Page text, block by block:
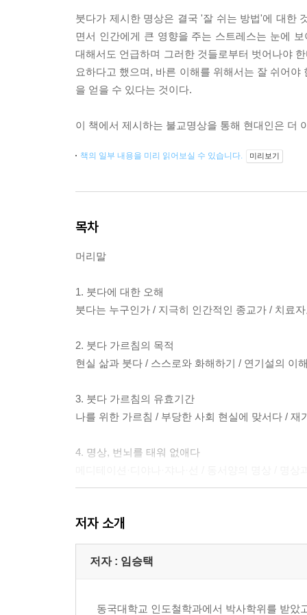
붓다가 제시한 명상은 결국 '잘 쉬는 방법'에 대한
면서 인간에게 큰 영향을 주는 스트레스는 눈에
대해서도 언급하며 그러한 것들로부터 벗어나야
요하다고 했으며, 바른 이해를 위해서는 잘 쉬어
을 얻을 수 있다는 것이다.
이 책에서 제시하는 불교명상을 통해 현대인은 더
책의 일부 내용을 미리 읽어보실 수 있습니다. 미리보기
목차
머리말
1. 붓다에 대한 오해
붓다는 누구인가 / 지극히 인간적인 종교가 / 치료
2. 붓다 가르침의 목적
현실 삶과 붓다 / 스스로와 화해하기 / 연기설의 이
3. 붓다 가르침의 유효기간
나를 위한 가르침 / 부당한 사회 현실에 맞서다 /
4. 명상, 번뇌를 태워 없애다
요가와 불교명상 / 요가·사마타·위빠사나 / 위빠사
6. 열반에 도달하기 위한 절차, 위빠사나
7.위빠사나, 왜 하는가
저자 소개
저자 : 임승택
동국대학교 인도철학과에서 박사학위를 받